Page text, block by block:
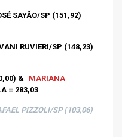
SAYÃO/SP (151,92)
RUVIERI/SP (148,23)
&
MARIANA
= 283,03
PIZZOLI/SP (103,06)